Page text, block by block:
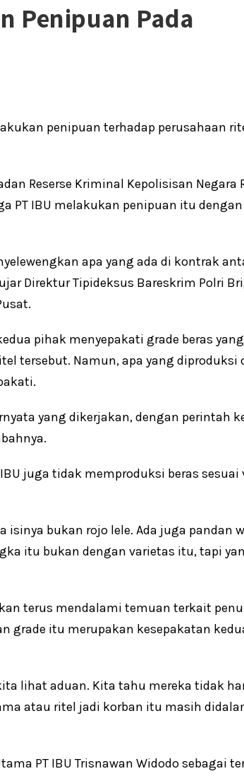
Penipuan Pada
penipuan terhadap perusahaan
Reserse Kriminal Kepolisisan Negara
PT IBU melakukan penipuan itu dengan
apa yang ada di kontrak
Direktur Tipideksus Bareskrim Polri
pihak menyepakati grade beras
tersebut. Namun, apa yang diproduksi
yang dikerjakan, dengan perintah
juga tidak memproduksi beras sesuai
isinya bukan rojo lele. Ada juga pandan
itu bukan dengan varietas itu, tapi
terus mendalami temuan terkait
grade itu merupakan kesepakatan
lihat aduan. Kita tahu mereka tidak
atau ritel jadi korban itu masih
PT IBU Trisnawan Widodo sebagai